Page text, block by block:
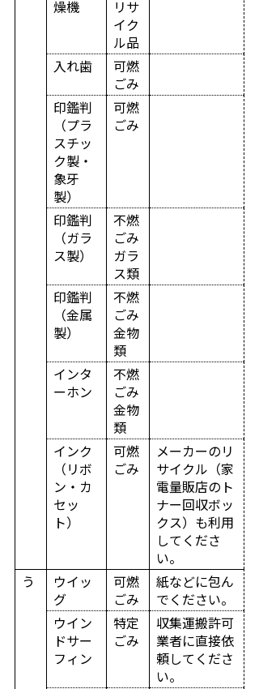
燥機
リサ
イク
ル品
入れ歯
可燃
ごみ
印鑑判
（プラ
スチッ
ク製・
象牙
製）
可燃
ごみ
印鑑判
（ガラ
ス製）
不燃
ごみ
ガラ
ス類
印鑑判
（金属
製）
不燃
ごみ
金物
類
インタ
ーホン
不燃
ごみ
金物
類
インク
（リボ
ン・カ
セッ
ト）
可燃
ごみ
メーカーのリ
サイクル（家
電量販店のト
ナー回収ボッ
クス）も利用
してくださ
い。
う
ウイッ
グ
可燃
ごみ
紙などに包ん
でください。
ウイン
ドサー
フィン
特定
ごみ
収集運搬許可
業者に直接依
頼してくださ
い。